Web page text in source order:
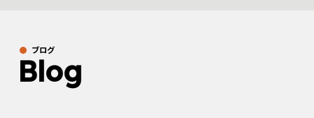
ブログ
Blog